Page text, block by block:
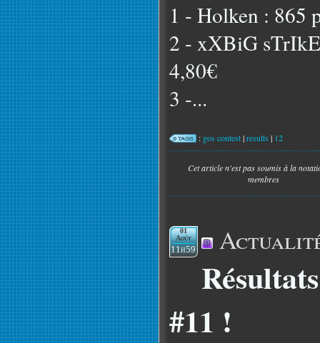
1 - Holken : 865
2 - xXBiG
4,80€
3 -...
: gos contest|results | 12
Cet article n'est pas soumis à la
membres
01
Août
11h59
#11 !